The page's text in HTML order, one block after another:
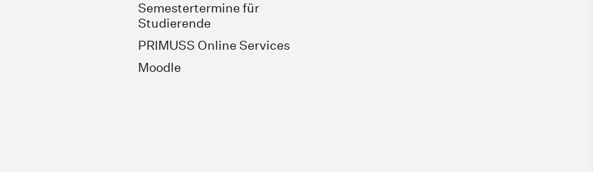
Semestertermine für
Studierende
PRIMUSS Online Services
Moodle